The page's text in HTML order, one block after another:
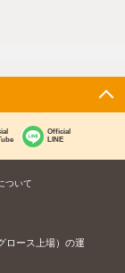
Official
LINE
ついて
ロース上場）の運